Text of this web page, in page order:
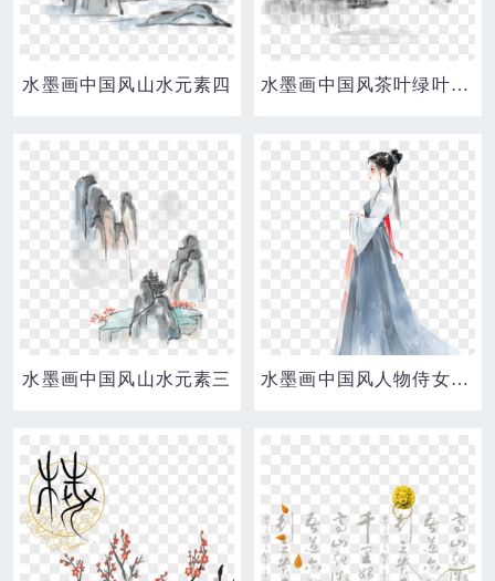
水墨画中国风山水元素四 水墨画中国风茶叶绿叶包装设计
水墨画中国风山水元素三 水墨画中国风人物侍女免抠元素